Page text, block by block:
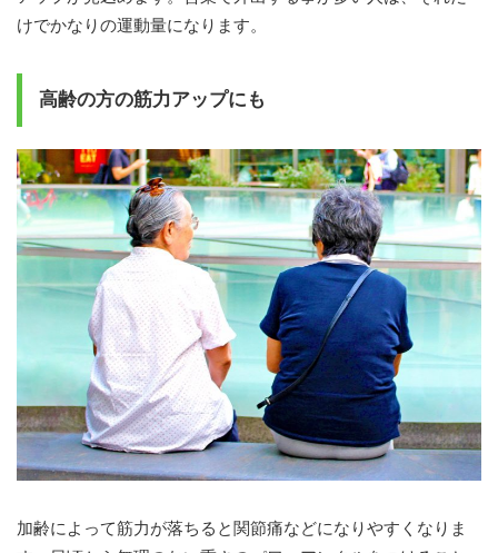
けでかなりの運動量になります。
高齢の方の筋力アップにも
加齢によって筋力が落ちると関節痛などになりやすくなりま